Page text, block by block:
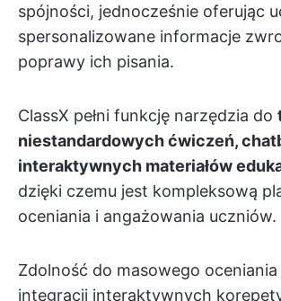
spójności, jednocześnie oferując
spersonalizowane informacje
poprawy ich pisania.
ClassX pełni funkcję narzędzia do
niestandardowych ćwiczeń,
interaktywnych materiałów
dzięki czemu jest kompleksową
oceniania i angażowania uczniów.
Zdolność do masowego oceniania
integracji interaktywnych